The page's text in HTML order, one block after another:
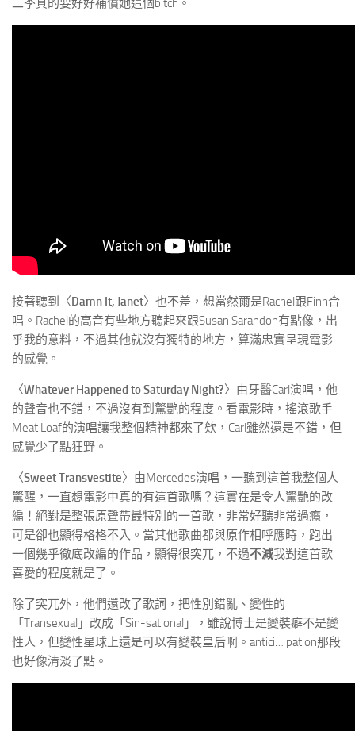
二季真的要好好補償她這個bitch。
接著聽到〈Damn It, Janet〉也不差，想當然爾是Rachel跟Finn合
唱。Rachel的高音有些地方聽起來跟Susan Sarandon有點像，出
乎我的意料，不過其他就沒有獨特的地方，算滿忠實呈現電影
的感覺。
〈Whatever Happened to Saturday Night?〉由牙醫Carl演唱，他
的聲音也不錯，不過沒有到驚艷的程度。看電影時，搖滾歌手
Meat Loaf的演唱讓我整個精神都來了欸，Carl雖然還是不錯，但
感覺少了點狂野。
〈Sweet Transvestite〉由Mercedes演唱，一聽到這首我整個人
驚醒，一直想電影中真的有這首歌嗎？這實在是令人驚艷的改
編！絕對是整張原聲帶最特別的一首歌，非常好聽非常過癮，
可是卻也顯得格格不入。當其他歌曲都與原作相呼應時，跑出
一個幾乎徹底改編的作品，顯得很突兀，不過不減我對這首歌
喜愛的程度就是了。
除了突兀外，他們還改了歌詞，把性別錯亂、變性的
「Transexual」改成「Sin-sational」，雖說博士是變裝癖不是變
性人，但變性星球上還是可以有變裝皇后啊。antici… pation那段
也好像清淡了點。